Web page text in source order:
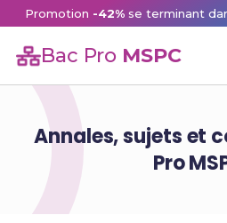
Promotion -42% se terminant
Bac Pro MSPC
Annales, sujets et
Pro